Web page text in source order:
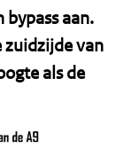
bypass aan.
van
als de